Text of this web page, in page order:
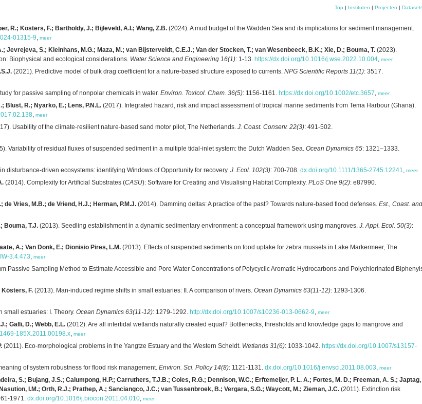
Top | Instituten | Projecten |
R.; Kösters, F.; Bartholdy, J.; Bijleveld, A.I.; Wang, Z.B. (2024). A mud budget of the Wadden Sea and its implications for sediment management.
01315-9, meer
Jevrejeva, S.; Kleinhans, M.G.; Maza, M.; van Bijsterveldt, C.E.J.; Van der Stocken, T.; van Wesenbeeck, B.K.; Xie, D.; Bouma, T. (2023).
Biophysical and ecological considerations. Water Science and Engineering 16(1): 1-13. https://dx.doi.org/10.1016/j.wse.2022.10.004, meer
(2021). Predictive model of bulk drag coefficient for a nature-based structure exposed to currents. NPG Scientific Reports 11(1): 3517.
for passive sampling of nonpolar chemicals in water. Environ. Toxicol. Chem. 36(5): 1156-1161. https://dx.doi.org/10.1002/etc.3657, meer
Blust, R.; Nyarko, E.; Lens, P.N.L. (2017). Integrated hazard, risk and impact assessment of tropical marine sediments from Tema Harbour (Ghana).
, meer
Usability of the climate-resilient nature-based sand motor pilot, The Netherlands. J. Coast. Conserv. 22(3): 491-502.
Variability of residual fluxes of suspended sediment in a multiple tidal-inlet system: the Dutch Wadden Sea. Ocean Dynamics 65: 1321–1333.
disturbance-driven ecosystems: identifying Windows of Opportunity for recovery. J. Ecol. 102(3): 700-708. dx.doi.org/10.1111/1365-2745.12241, meer
(2014). Complexity for Artificial Substrates (CASU): Software for Creating and Visualising Habitat Complexity. PLoS One 9(2): e87990.
Vries, M.B.; de Vriend, H.J.; Herman, P.M.J. (2014). Damming deltas: A practice of the past? Towards nature-based flood defenses. Est., Coast. and
Bouma, T.J. (2013). Seedling establishment in a dynamic sedimentary environment: a conceptual framework using mangroves. J. Appl. Ecol. 50(3):
A.; Van Donk, E.; Dionisio Pires, L.M. (2013). Effects of suspended sediments on food uptake for zebra mussels in Lake Markermeer, The
3.4.473, meer
Passive Sampling Method to Estimate Accessible and Pore Water Concentrations of Polycyclic Aromatic Hydrocarbons and Polychlorinated
Kösters, F. (2013). Man-induced regime shifts in small estuaries: II. A comparison of rivers. Ocean Dynamics 63(11-12): 1293-1306.
small estuaries: I. Theory. Ocean Dynamics 63(11-12): 1279-1292. http://dx.doi.org/10.1007/s10236-013-0662-9, meer
Galli, D.; Webb, E.L. (2012). Are all intertidal wetlands naturally created equal? Bottlenecks, thresholds and knowledge gaps to mangrove and
185X.2011.00198.x, meer
(2011). Eco-morphological problems in the Yangtze Estuary and the Western Scheldt. Wetlands 31(6): 1033-1042. https://dx.doi.org/10.1007/s13157-
of system robustness for flood risk management. Environ. Sci. Policy 14(8): 1121-1131. dx.doi.org/10.1016/j.envsci.2011.08.003, meer
S.; Bujang, J.S.; Calumpong, H.P.; Carruthers, T.J.B.; Coles, R.G.; Dennison, W.C.; Erftemeijer, P. L. A.; Fortes, M. D.; Freeman, A. S.; Japtag,
I.M.; Orth, R.J.; Prathep, A.; Sanciangco, J.C.; van Tussenbroek, B.; Vergara, S.G.; Waycott, M.; Zieman, J.C. (2011). Extinction risk
1971. dx.doi.org/10.1016/j.biocon.2011.04.010, meer